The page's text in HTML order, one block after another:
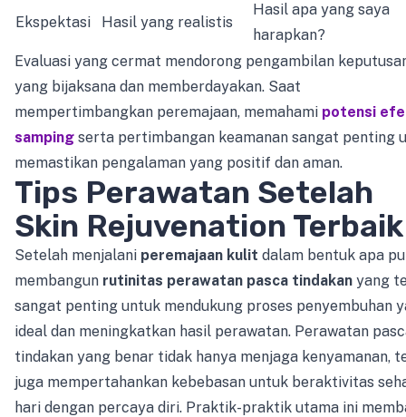
Ekspektasi Hasil yang realistis
Hasil apa yang saya
harapkan?
Evaluasi yang cermat mendorong pengambilan
yang bijaksana dan memberdayakan. Saat
mempertimbangkan peremajaan, memahami potensi
samping serta pertimbangan keamanan sangat penting
memastikan pengalaman yang positif dan aman.
Tips Perawatan Setelah
Skin Rejuvenation Terbaik
Setelah menjalani peremajaan kulit dalam bentuk apa
membangun rutinitas perawatan pasca tindakan yang
sangat penting untuk mendukung proses penyembuhan
ideal dan meningkatkan hasil perawatan. Perawatan
tindakan yang benar tidak hanya menjaga kenyamanan,
juga mempertahankan kebebasan untuk beraktivitas
hari dengan percaya diri. Praktik-praktik utama ini